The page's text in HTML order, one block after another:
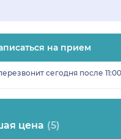
на прием
сегодня после 11:00
цена (5)